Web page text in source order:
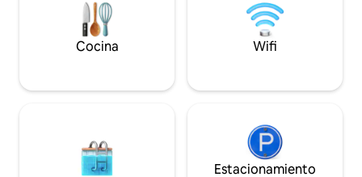
amplitud al interior y permiten ver el
cielo y los 40 hectáreas de bosque sin
tener que levantarse de la cama tamaño
Cocina Wifi
Estacionamiento